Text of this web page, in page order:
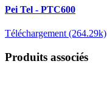
Pei Tel - PTC600
Téléchargement (264.29k)
Produits associés